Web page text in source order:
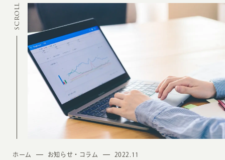
CREATION
MARKETING
SCROLL
ホーム お知らせ・コラム 2022.11